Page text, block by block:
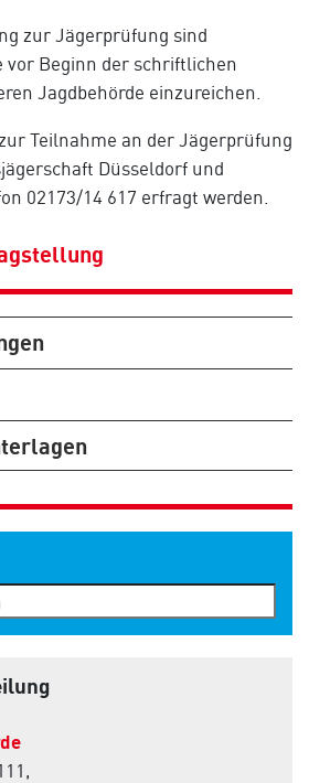
zur Jägerprüfung sind
vor Beginn der schriftlichen
Jagdbehörde einzureichen.
Teilnahme an der Jägerprüfung
Düsseldorf und
02173/14 617 erfragt werden.